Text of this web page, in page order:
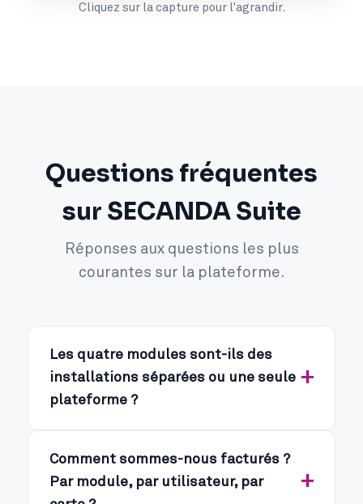
Cliquez sur la capture pour l'agrandir.
Questions fréquentes
sur SECANDA Suite
Réponses aux questions les plus
courantes sur la plateforme.
Les quatre modules sont-ils des
installations séparées ou une seule
plateforme ?
Comment sommes-nous facturés ?
Par module, par utilisateur, par